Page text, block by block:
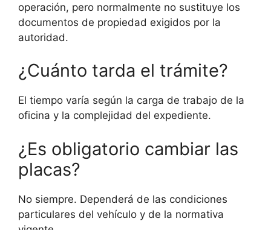
operación, pero normalmente no sustituye los
documentos de propiedad exigidos por la
autoridad.
¿Cuánto tarda el trámite?
El tiempo varía según la carga de trabajo de la
oficina y la complejidad del expediente.
¿Es obligatorio cambiar las
placas?
No siempre. Dependerá de las condiciones
particulares del vehículo y de la normativa